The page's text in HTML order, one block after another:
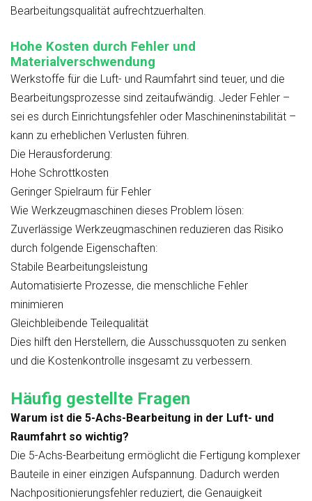
Bearbeitungsqualität aufrechtzuerhalten.
Hohe Kosten durch Fehler und
Materialverschwendung
Werkstoffe für die Luft- und Raumfahrt sind teuer, und die
Bearbeitungsprozesse sind zeitaufwändig. Jeder Fehler –
sei es durch Einrichtungsfehler oder Maschineninstabilität –
kann zu erheblichen Verlusten führen.
Die Herausforderung:
Hohe Schrottkosten
Geringer Spielraum für Fehler
Wie Werkzeugmaschinen dieses Problem lösen:
Zuverlässige Werkzeugmaschinen reduzieren das Risiko
durch folgende Eigenschaften:
Stabile Bearbeitungsleistung
Automatisierte Prozesse, die menschliche Fehler
minimieren
Gleichbleibende Teilequalität
Dies hilft den Herstellern, die Ausschussquoten zu senken
und die Kostenkontrolle insgesamt zu verbessern.
Häufig gestellte Fragen
Warum ist die 5-Achs-Bearbeitung in der Luft- und
Raumfahrt so wichtig?
Die 5-Achs-Bearbeitung ermöglicht die Fertigung komplexer
Bauteile in einer einzigen Aufspannung. Dadurch werden
Nachpositionierungsfehler reduziert, die Genauigkeit